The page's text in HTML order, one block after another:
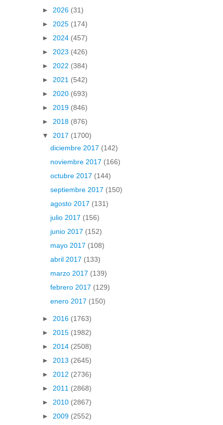
► 2026 (31)
► 2025 (174)
► 2024 (457)
► 2023 (426)
► 2022 (384)
► 2021 (542)
► 2020 (693)
► 2019 (846)
► 2018 (876)
▼ 2017 (1700)
diciembre 2017 (142)
noviembre 2017 (166)
octubre 2017 (144)
septiembre 2017 (150)
agosto 2017 (131)
julio 2017 (156)
junio 2017 (152)
mayo 2017 (108)
abril 2017 (133)
marzo 2017 (139)
febrero 2017 (129)
enero 2017 (150)
► 2016 (1763)
► 2015 (1982)
► 2014 (2508)
► 2013 (2645)
► 2012 (2736)
► 2011 (2868)
► 2010 (2867)
► 2009 (2552)